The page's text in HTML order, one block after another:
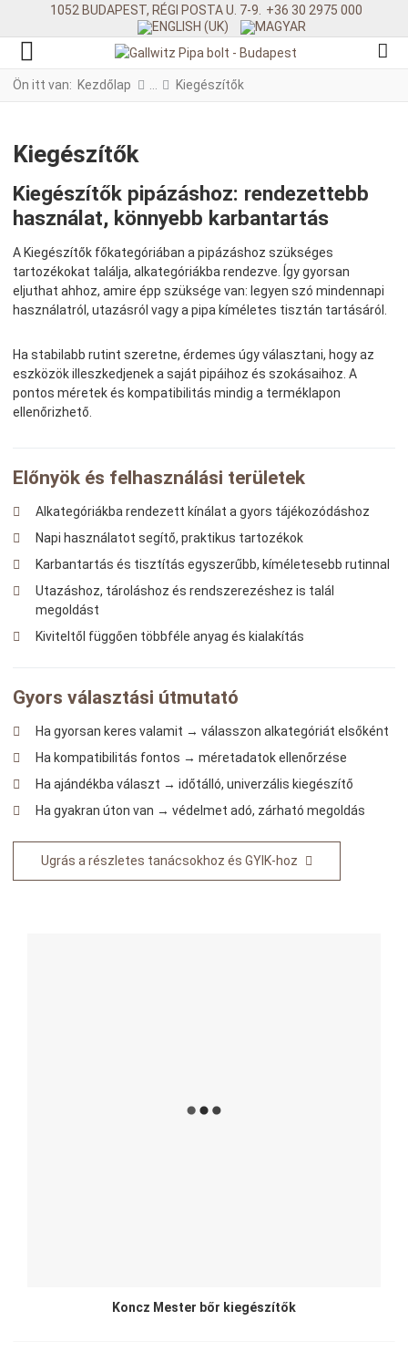
1052 BUDAPEST, RÉGI POSTA U. 7-9. +36 30 2975 000
Ön itt van: Kezdőlap Kiegészítők
Kiegészítők
Kiegészítők pipázáshoz: rendezettebb
használat, könnyebb karbantartás
A Kiegészítők főkategóriában a pipázáshoz szükséges
tartozékokat találja, alkategóriákba rendezve. Így gyorsan
eljuthat ahhoz, amire épp szüksége van: legyen szó mindennapi
használatról, utazásról vagy a pipa kíméletes tisztán tartásáról.
Ha stabilabb rutint szeretne, érdemes úgy választani, hogy az
eszközök illeszkedjenek a saját pipáihoz és szokásaihoz. A
pontos méretek és kompatibilitás mindig a terméklapon
ellenőrizhető.
Előnyök és felhasználási területek
Alkategóriákba rendezett kínálat a gyors tájékozódáshoz
Napi használatot segítő, praktikus tartozékok
Karbantartás és tisztítás egyszerűbb, kíméletesebb rutinnal
Utazáshoz, tároláshoz és rendszerezéshez is talál
megoldást
Kiviteltől függően többféle anyag és kialakítás
Gyors választási útmutató
Ha gyorsan keres valamit → válasszon alkategóriát elsőként
Ha kompatibilitás fontos → méretadatok ellenőrzése
Ha ajándékba választ → időtálló, univerzális kiegészítő
Ha gyakran úton van → védelmet adó, zárható megoldás
Ugrás a részletes tanácsokhoz és GYIK-hoz
Koncz Mester bőr kiegészítők